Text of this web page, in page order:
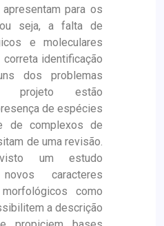
para os
seja, a falta de
e moleculares
identificação
dos problemas
projeto estão
de espécies
de complexos de
de uma revisão.
um estudo
caracteres
como
a descrição